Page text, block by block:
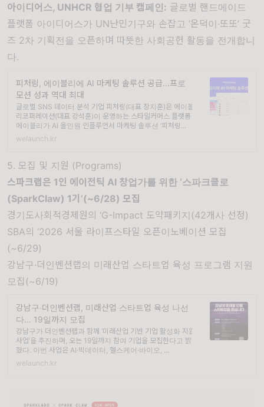
아이디어스, UNHCR 협업 기부 캠페인: 글로벌 핸드메이드
플랫폼 아이디어스가 UN난민기구와 손잡고 ‘온덕이·또또’ 굿
즈 2차 기획전을 오픈하며 따뜻한 사회공헌 활동을 전개합니
다.
피처링, 에이블리에 AI 마케팅 솔루션 공급…프로
모션 성과 역대 최대
글로벌 SNS 데이터 분석 기업 피처링(대표 장지훈)은 에이블
리코퍼레이션(대표 강석훈)이 운영하는 스타일커머스 플랫폼
에이블리가 AI 올인원 인플루언서 마케팅 솔루션 ‘피처링...
welaunch.kr
5. 모집 및 지원 (Programs)
스파크랩은 1인 에이전틱 AI 창업가를 위한 ‘스파크클로
(SparkClaw) 1기’(~6/28) 모집
경기도사회적경제원의 ‘G-Impact 도약패키지(42개사 선정)
SBA의 ‘2026 서울 라이프스타일 오픈이노베이션 모집
(~6/29)
강남구·더인벤션랩의 미래산업 스타트업 육성 프로그램 지원
모집(~6/19)
강남구∙더인벤션랩, 미래산업 스타트업 육성 나선
다… 19일까지 모집
강남구가 더인벤션랩과 함께 ‘미래산업 기반 기업 활성화 지원
사업’을 추진하며, 오는 19일까지 참여 기업을 모집한다고 밝
혔다. 이번 사업은 AI·빅데이터, 헬스케어·바이오, ...
welaunch.kr